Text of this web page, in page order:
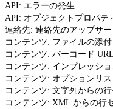
API: エラーの発生
API: オブジェクトプロパテ
連絡先: 連絡先のアップサー
コンテンツ: ファイルの添付
コンテンツ: バーコード URL
コンテンツ: インプレッシ
コンテンツ: オプションリ
コンテンツ: 文字列からの
コンテンツ: XML からの行